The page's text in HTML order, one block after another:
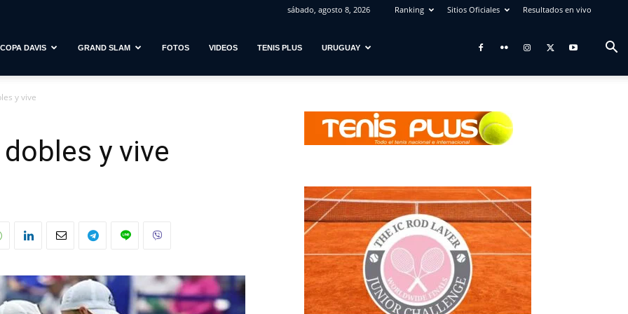
sábado, agosto 8, 2026 Ranking Sitios Oficiales Resultados en vivo
COPA DAVIS GRAND SLAM FOTOS VIDEOS TENIS PLUS URUGUAY
y vive
y vive